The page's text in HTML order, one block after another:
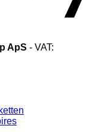
ApS - VAT: